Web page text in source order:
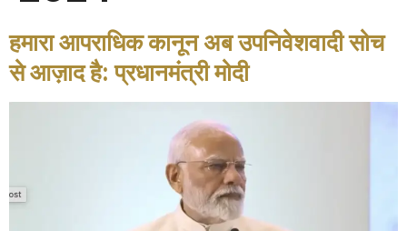
हमारा आपराधिक कानून अब उपनिवेशवादी सोच
से आज़ाद है: प्रधानमंत्री मोदी